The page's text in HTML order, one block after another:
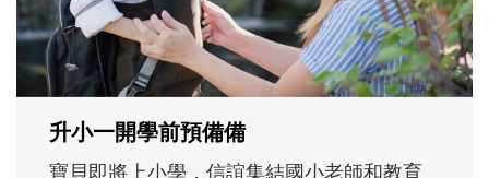
大。從給予安全感的肢體遊戲，到獨立自
主、角色認同及解決問題的能力養成。爸爸
正嘗試用不同的模樣，參與孩子每個重要的